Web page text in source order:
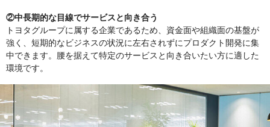
②中長期的な目線でサービスと向き合う
トヨタグループに属する企業であるため、資金面や組織面の基盤が
強く、短期的なビジネスの状況に左右されずにプロダクト開発に集
中できます。腰を据えて特定のサービスと向き合いたい方に適した
環境です。